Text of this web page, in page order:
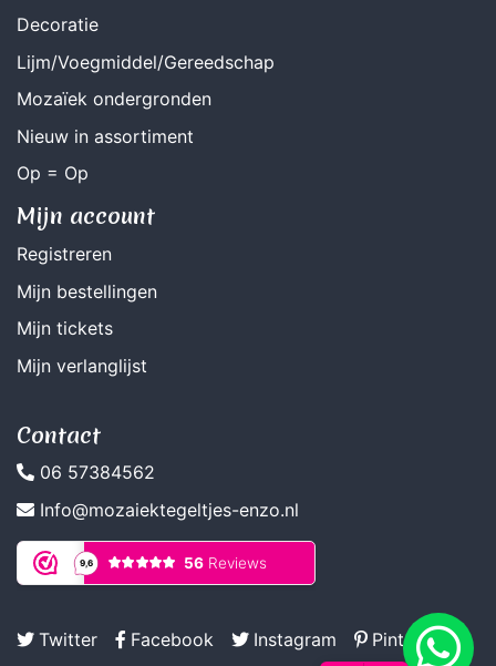
Decoratie
Lijm/Voegmiddel/Gereedschap
Mozaïek ondergronden
Nieuw in assortiment
Op = Op
Mijn account
Registreren
Mijn bestellingen
Mijn tickets
Mijn verlanglijst
Contact
06 57384562
Info@mozaiektegeltjes-enzo.nl
Twitter Facebook Instagram Pinterest